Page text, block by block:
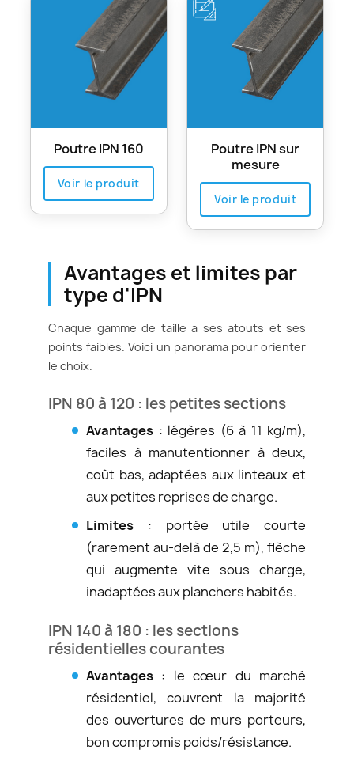
Poutre IPN 160
Voir le produit
Poutre IPN sur
mesure
Voir le produit
Avantages et limites par
type d'IPN
Chaque gamme de taille a ses atouts et ses
points faibles. Voici un panorama pour orienter
le choix.
IPN 80 à 120 : les petites sections
Avantages : légères (6 à 11 kg/m),
faciles à manutentionner à deux,
coût bas, adaptées aux linteaux et
aux petites reprises de charge.
Limites : portée utile courte
(rarement au-delà de 2,5 m), flèche
qui augmente vite sous charge,
inadaptées aux planchers habités.
IPN 140 à 180 : les sections
résidentielles courantes
Avantages : le cœur du marché
résidentiel, couvrent la majorité
des ouvertures de murs porteurs,
bon compromis poids/résistance.